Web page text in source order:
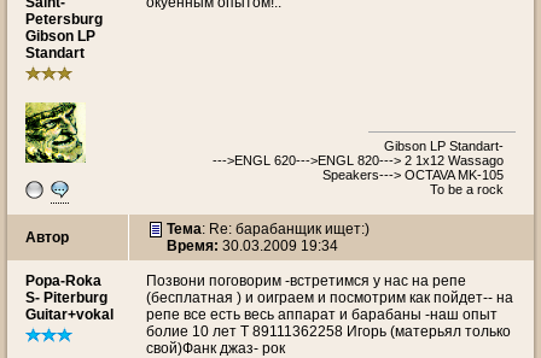
Petersburg
Gibson LP
Standart
Gibson LP Standart-
--->ENGL 620--->ENGL 820---> 2 1x12 Wassago
Speakers---> OCTAVA MK-105
To be a rock
Автор Тема: Re: барабанщик ищет:)
Время: 30.03.2009 19:34
Popa-Roka
S- Piterburg
Guitar+vokal
Позвони поговорим -встретимся у нас на репе
(бесплатная ) и оиграем и посмотрим как пойдет-- на
репе все есть весь аппарат и барабаны -наш опыт
болие 10 лет Т 89111362258 Игорь (матерьял только
свой)Фанк джаз- рок